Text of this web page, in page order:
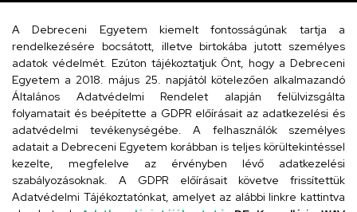
iskola@kossuth-alt.unideb.hu
Cím
4024 Debrecen, Kossuth utca 33.
Szervezeti telefonkönyv
A Debreceni Egyetem kiemelt fontosságúnak tartja a
rendelkezésére bocsátott, illetve birtokába jutott személyes
adatok védelmét. Ezúton tájékoztatjuk Önt, hogy a Debreceni
Egyetem a 2018. május 25. napjától kötelezően alkalmazandó
Általános Adatvédelmi Rendelet alapján felülvizsgálta
folyamatait és beépítette a GDPR előírásait az adatkezelési és
adatvédelmi tevékenységébe. A felhasználók személyes
adatait a Debreceni Egyetem korábban is teljes körültekintéssel
kezelte, megfelelve az érvényben lévő adatkezelési
szabályozásoknak. A GDPR előírásait követve frissítettük
Adatvédelmi Tájékoztatónkat, amelyet az alábbi linkre kattintva